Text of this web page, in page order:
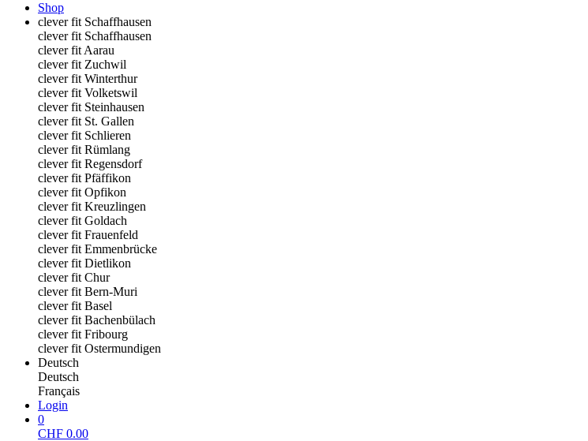
Shop
clever fit Schaffhausen
clever fit Schaffhausen
clever fit Aarau
clever fit Zuchwil
clever fit Winterthur
clever fit Volketswil
clever fit Steinhausen
clever fit St. Gallen
clever fit Schlieren
clever fit Rümlang
clever fit Regensdorf
clever fit Pfäffikon
clever fit Opfikon
clever fit Kreuzlingen
clever fit Goldach
clever fit Frauenfeld
clever fit Emmenbrücke
clever fit Dietlikon
clever fit Chur
clever fit Bern-Muri
clever fit Basel
clever fit Bachenbülach
clever fit Fribourg
clever fit Ostermundigen
Deutsch
Deutsch
Français
Login
0
CHF 0.00